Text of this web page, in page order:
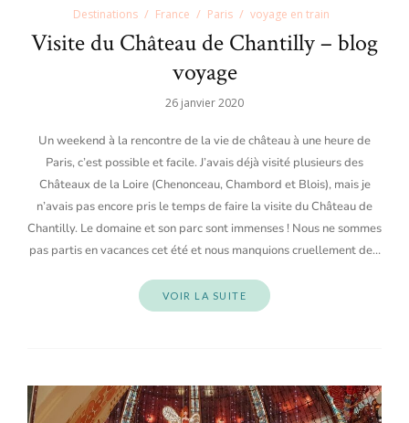
Destinations France Paris voyage en train
Visite du Château de Chantilly – blog
voyage
26 janvier 2020
Un weekend à la rencontre de la vie de château à une heure de
Paris, c’est possible et facile. J’avais déjà visité plusieurs des
Châteaux de la Loire (Chenonceau, Chambord et Blois), mais je
n’avais pas encore pris le temps de faire la visite du Château de
Chantilly. Le domaine et son parc sont immenses ! Nous ne sommes
pas partis en vacances cet été et nous manquions cruellement de…
VOIR LA SUITE